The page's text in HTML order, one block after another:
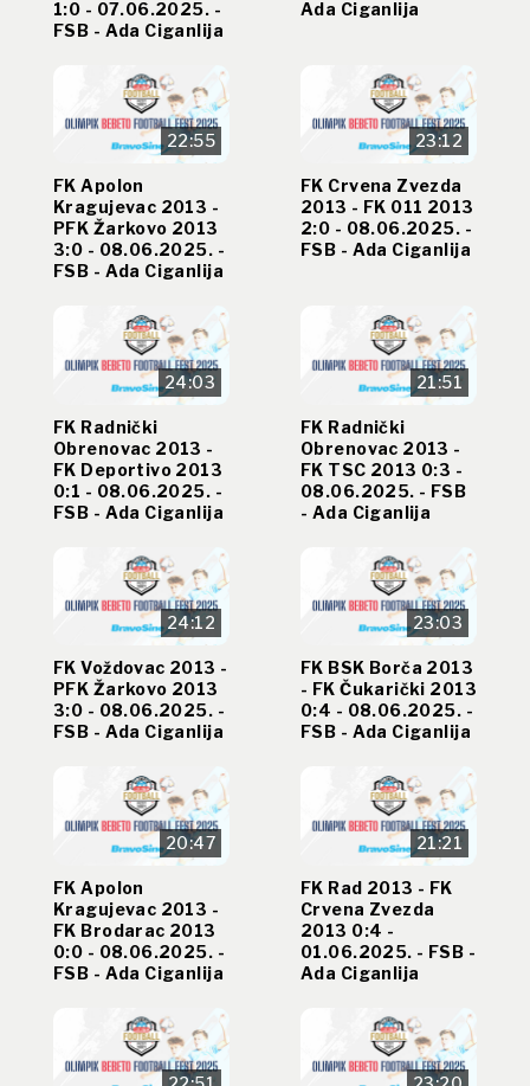
1:0 - 07.06.2025. -
FSB - Ada Ciganlija
Ada Ciganlija
22:55
FK Apolon
Kragujevac 2013 -
PFK Žarkovo 2013
3:0 - 08.06.2025. -
FSB - Ada Ciganlija
23:12
FK Crvena Zvezda
2013 - FK 011 2013
2:0 - 08.06.2025. -
FSB - Ada Ciganlija
24:03
FK Radnički
Obrenovac 2013 -
FK Deportivo 2013
0:1 - 08.06.2025. -
FSB - Ada Ciganlija
21:51
FK Radnički
Obrenovac 2013 -
FK TSC 2013 0:3 -
08.06.2025. - FSB
- Ada Ciganlija
24:12
FK Voždovac 2013 -
PFK Žarkovo 2013
3:0 - 08.06.2025. -
FSB - Ada Ciganlija
23:03
FK BSK Borča 2013
- FK Čukarički 2013
0:4 - 08.06.2025. -
FSB - Ada Ciganlija
20:47
FK Apolon
Kragujevac 2013 -
FK Brodarac 2013
0:0 - 08.06.2025. -
FSB - Ada Ciganlija
21:21
FK Rad 2013 - FK
Crvena Zvezda
2013 0:4 -
01.06.2025. - FSB -
Ada Ciganlija